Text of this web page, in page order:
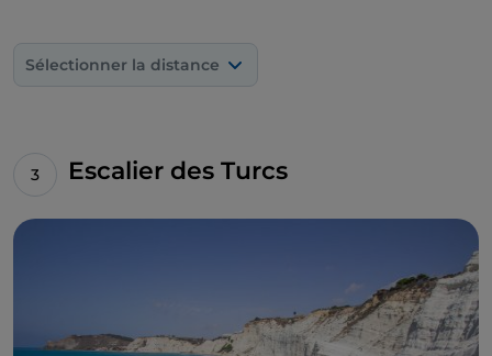
Encore, le sanctuaire de Déméter et Koré (VI-
devenues le symbole d'Agrigente. Enfin, le
Kolymbetra, avec ses cinq hectares de délicieuse
La visite peut être libre ou guidée , vous pouvez
suivre un itinéraire inédit à la découverte du paysage
et des saveurs de la vallée. Le parcours balisé est une
initiative née dans le cadre duprojet Diodoros,
grâce auquel, depuis 2005, le patrimoine artistique,
Sélectionner la distance
Escalier des Turcs